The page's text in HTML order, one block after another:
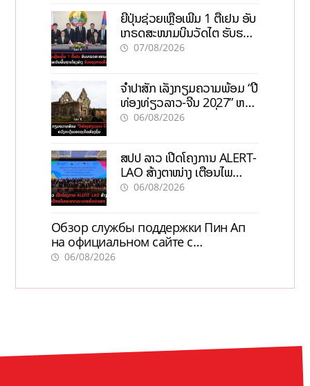
ຍີ່ປຸ່ນຊ່ວຍເຫຼືອເພີ່ມ 1 ຕື້ເຢນ ອັບ
ເກຣດສະໜາມບິນວັດໄຕ ຮັບຮອງ
ການເຕີບໂຕ
07/08/2026
ຈຳປາສັກ ເລັ່ງກຽມຄວາມພ້ອມ “ປີ
ທ່ອງທ່ຽວລາວ-ຈີນ 2027” ຫວັງ
ກະຕຸ້ນເສດຖະກິດທ້ອງຖິ່ນ
06/08/2026
ສປປ ລາວ ເປີດໂຄງການ ALERT-
LAO ສ້າງຕາໜ່າງ ເຕືອນໄພ
ພະຍາດລະບາດທົ່ວປະເທດ
06/08/2026
Обзор службы поддержки Пин Ап
на официальном сайте с
актуальной информацией
06/08/2026